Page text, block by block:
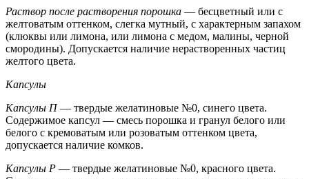
Раствор после растворения порошка — бесцветный или с
желтоватым оттенком, слегка мутный, с характерным запахом
(клюквы или лимона, или лимона с медом, малины, черной
смородины). Допускается наличие нерастворенных частиц
желтого цвета.
Капсулы
Капсулы П— твердые желатиновые №0, синего цвета.
Содержимое капсул — смесь порошка и гранул белого или
белого с кремоватым или розоватым оттенком цвета,
допускается наличие комков.
Капсулы Р — твердые желатиновые №0, красного цвета.